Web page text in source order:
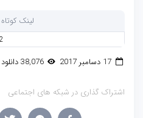
لینک
17 دسامبر 2017 38,076 دانلود
اشتراک گذاری در شبکه های اجتماعی